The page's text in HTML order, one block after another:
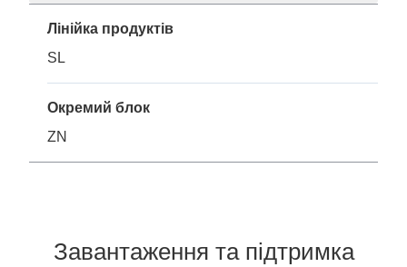
Лінійка продуктів
SL
Окремий блок
ZN
Завантаження та підтримка